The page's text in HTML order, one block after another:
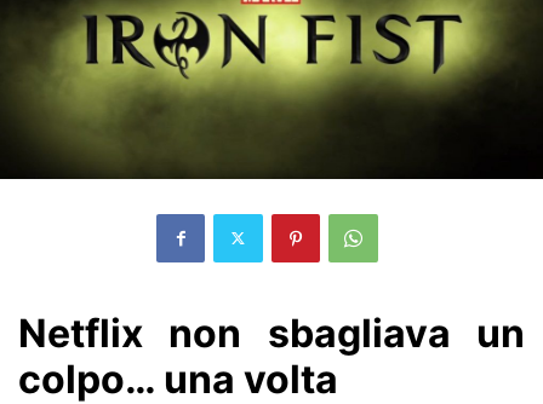
Netflix non sbagliava un
colpo… una volta